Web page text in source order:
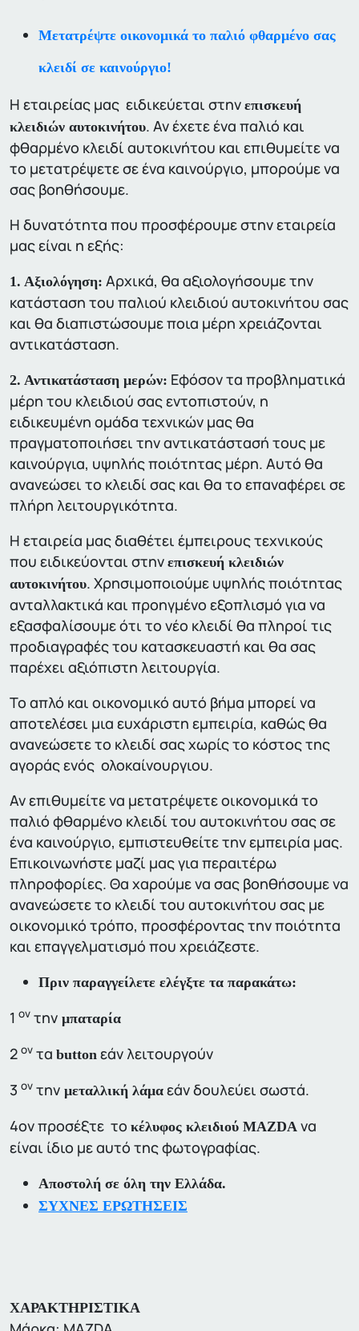
Μετατρέψτε οικονομικά το παλιό φθαρμένο σας
κλειδί σε καινούργιο!
Η εταιρείας μας ειδικεύεται στην επισκευή
κλειδιών αυτοκινήτου. Αν έχετε ένα παλιό και
φθαρμένο κλειδί αυτοκινήτου και επιθυμείτε να
το μετατρέψετε σε ένα καινούργιο, μπορούμε να
σας βοηθήσουμε.
Η δυνατότητα που προσφέρουμε στην εταιρεία
μας είναι η εξής:
1. Αξιολόγηση: Αρχικά, θα αξιολογήσουμε την
κατάσταση του παλιού κλειδιού αυτοκινήτου σας
και θα διαπιστώσουμε ποια μέρη χρειάζονται
αντικατάσταση.
2. Αντικατάσταση μερών: Εφόσον τα προβληματικά
μέρη του κλειδιού σας εντοπιστούν, η
ειδικευμένη ομάδα τεχνικών μας θα
πραγματοποιήσει την αντικατάστασή τους με
καινούργια, υψηλής ποιότητας μέρη. Αυτό θα
ανανεώσει το κλειδί σας και θα το επαναφέρει σε
πλήρη λειτουργικότητα.
Η εταιρεία μας διαθέτει έμπειρους τεχνικούς
που ειδικεύονται στην επισκευή κλειδιών
αυτοκινήτου. Χρησιμοποιούμε υψηλής ποιότητας
ανταλλακτικά και προηγμένο εξοπλισμό για να
εξασφαλίσουμε ότι το νέο κλειδί θα πληροί τις
προδιαγραφές του κατασκευαστή και θα σας
παρέχει αξιόπιστη λειτουργία.
Το απλό και οικονομικό αυτό βήμα μπορεί να
αποτελέσει μια ευχάριστη εμπειρία, καθώς θα
ανανεώσετε το κλειδί σας χωρίς το κόστος της
αγοράς ενός ολοκαίνουργιου.
Αν επιθυμείτε να μετατρέψετε οικονομικά το
παλιό φθαρμένο κλειδί του αυτοκινήτου σας σε
ένα καινούργιο, εμπιστευθείτε την εμπειρία μας.
Επικοινωνήστε μαζί μας για περαιτέρω
πληροφορίες. Θα χαρούμε να σας βοηθήσουμε να
ανανεώσετε το κλειδί του αυτοκινήτου σας με
οικονομικό τρόπο, προσφέροντας την ποιότητα
και επαγγελματισμό που χρειάζεστε.
Πριν παραγγείλετε ελέγξτε τα παρακάτω:
1 ον την μπαταρία
2 ον τα button εάν λειτουργούν
3 ον την μεταλλική λάμα εάν δουλεύει σωστά.
4ον προσέξτε το κέλυφος κλειδιού MAZDA να
είναι ίδιο με αυτό της φωτογραφίας.
Αποστολή σε όλη την Ελλάδα.
ΣΥΧΝΕΣ ΕΡΩΤΗΣΕΙΣ
ΧΑΡΑΚΤΗΡΙΣΤΙΚΑ